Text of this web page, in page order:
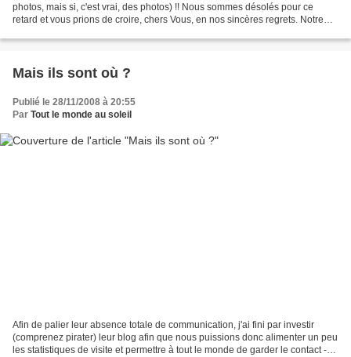
photos, mais si, c'est vrai, des photos) !! Nous sommes désolés pour ce
retard et vous prions de croire, chers Vous, en nos sincères regrets. Notre
Mais ils sont où ?
Publié le 28/11/2008 à 20:55
Par Tout le monde au soleil
Afin de palier leur absence totale de communication, j'ai fini par investir
(comprenez pirater) leur blog afin que nous puissions donc alimenter un peu
les statistiques de visite et permettre à tout le monde de garder le contact -